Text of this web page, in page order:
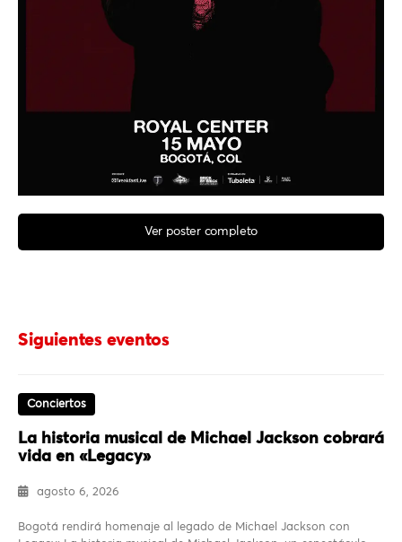
Ver poster completo
Siguientes eventos
Conciertos
La historia musical de Michael Jackson cobrará
vida en «Legacy»
agosto 6, 2026
Bogotá rendirá homenaje al legado de Michael Jackson con